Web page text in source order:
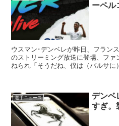
ーペル
ウスマン･デンベレが昨日、フラン
のストリーミング放送に登場、フ
ねられ「そうだね、僕は（バルサに
スパーニャのための準備もできて
選手ニュース
デンベ
すぎ。